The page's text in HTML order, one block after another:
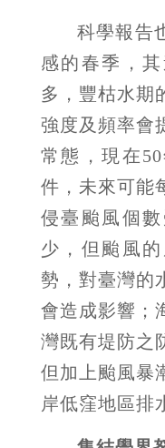
科學報告
感的春季，
多，豐枯水期
強度及頻率會
常態，現在
件，未來可能
侵臺颱風個
少，但颱風
勢，對臺灣的
會造成影響；
灣既有堤防之
但加上颱風暴
岸低窪地區排